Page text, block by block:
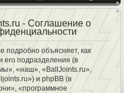
- Соглашение о
подробно объясняет, как
его подразделения (в
«наш», «BallJoints.ru»,
и phpBB (в
«программное